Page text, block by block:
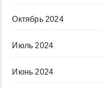
Октябрь 2024
Июль 2024
Июнь 2024